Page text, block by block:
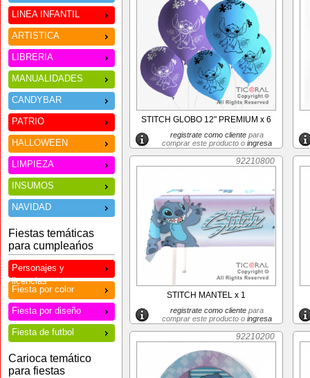
LINEA INFANTIL
ARTISTICA
LIBRERIA
MANUALIDADES
CANDYBAR
PATRIO
HALLOWEEN
LIMPIEZA
INSUMOS
NAVIDAD
Fiestas temáticas
para cumpleańos
Personajes y
licencias
Fiesta por color
Fiesta por diseño
Fiesta de futbol
Carioca temático
para fiestas
STITCH GLOBO 12" PREMIUM x 6
registrate como clientepara
comprar este producto o ingresa
92210800
STITCH MANTEL x 1
registrate como clientepara
comprar este producto o ingresa
92210200